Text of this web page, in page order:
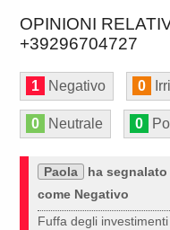
OPINIONI
+39296704727
1 Negativo 0
0 Neutrale 0
Paola
ha segnalato
come Negativo
Fuffa degli investimenti